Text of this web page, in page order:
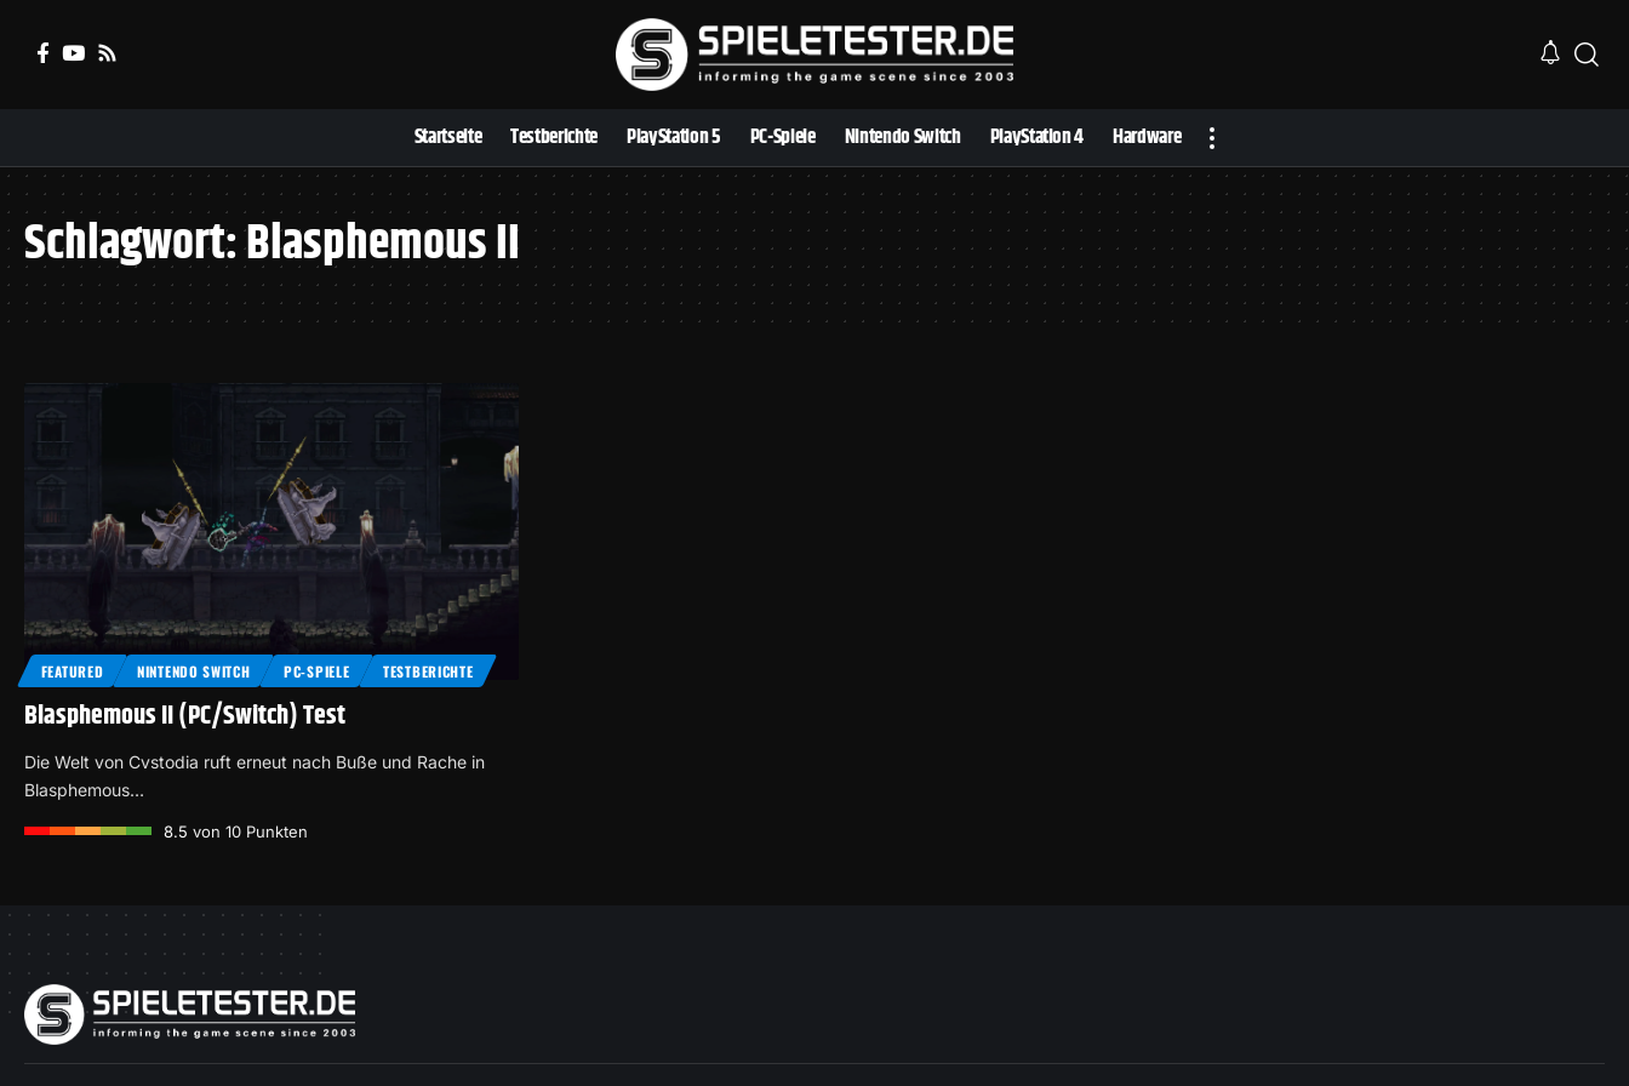
Startseite Testberichte PlayStation 5 PC-Spiele Nintendo Switch PlayStation 4 Hardware
Schlagwort:Blasphemous II
FEATURED NINTENDO SWITCH PC-SPIELE TESTBERICHTE
Blasphemous II (PC/Switch) Test
Die Welt von Cvstodia ruft erneut nach Buße und Rache in
Blasphemous…
8.5 von 10 Punkten